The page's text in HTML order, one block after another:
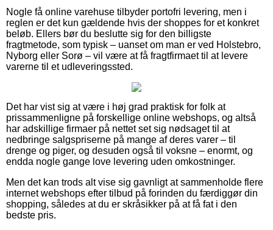
Nogle få online varehuse tilbyder portofri levering, men i
reglen er det kun gældende hvis der shoppes for et konkret
beløb. Ellers bør du beslutte sig for den billigste
fragtmetode, som typisk – uanset om man er ved Holstebro,
Nyborg eller Sorø – vil være at få fragtfirmaet til at levere
varerne til et udleveringssted.
Det har vist sig at være i høj grad praktisk for folk at
prissammenligne på forskellige online webshops, og altså
har adskillige firmaer på nettet set sig nødsaget til at
nedbringe salgspriserne på mange af deres varer – til
drenge og piger, og desuden også til voksne – enormt, og
endda nogle gange love levering uden omkostninger.
Men det kan trods alt vise sig gavnligt at sammenholde flere
internet webshops efter tilbud på forinden du færdiggør din
shopping, således at du er skråsikker på at få fat i den
bedste pris.